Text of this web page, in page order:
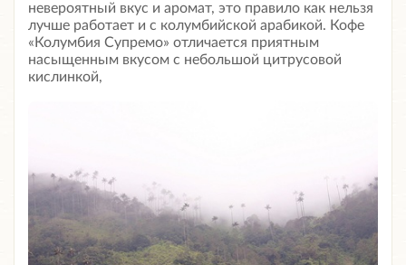
невероятный вкус и аромат, это правило как нельзя
лучше работает и с колумбийской арабикой. Кофе
«Колумбия Супремо» отличается приятным
насыщенным вкусом с небольшой цитрусовой
кислинкой,